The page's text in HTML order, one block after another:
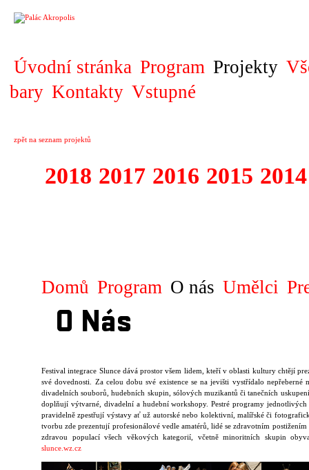
Úvodní stránka Program Projekty
bary Kontakty Vstupné
zpět na seznam projektů
2018 2017 2016 2015 2014
Domů Program O nás Umělci
O Nás
Festival integrace Slunce dává prostor všem lidem, kteří v oblasti kultury chtějí
své dovednosti. Za celou dobu své existence se na jevišti vystřídalo nepřeberné
divadelních souborů, hudebních skupin, sólových muzikantů či tanečních
doplňují výtvarné, divadelní a hudební workshopy. Pestré programy
pravidelně zpestřují výstavy ať už autorské nebo kolektivní, malířské či
tvorbu zde prezentují profesionálové vedle amatérů, lidé se zdravotním postižením
zdravou populací všech věkových kategorií, včetně minoritních skupin
slunce.wz.cz